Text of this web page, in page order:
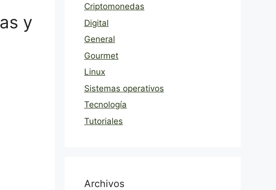
y
Criptomonedas
Digital
General
Gourmet
Linux
Sistemas operativos
Tecnología
Tutoriales
Archivos